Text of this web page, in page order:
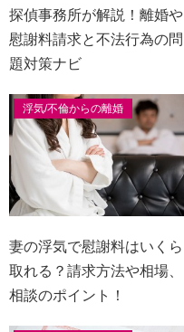
探偵事務所が解説！離婚や
慰謝料請求と不法行為の問
題対策ナビ
浮気/不倫からの離婚
妻の浮気で慰謝料はいくら
取れる？請求方法や相場、
相談のポイント！